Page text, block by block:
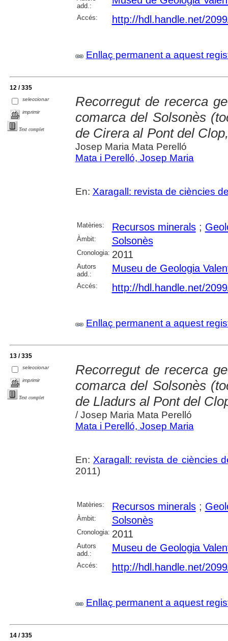
add.:
Accés: http://hdl.handle.net/
Enllaç permanent a aquest
12 / 335
seleccionar
imprimir
Text complet
Recorregut de recerca
comarca del Solsonès
de Cirera al Pont del
Josep Maria Mata Perelló
Mata i Perelló, Josep Maria
En: Xaragall: revista de ciències
Matèries: Recursos minerals;
Àmbit: Solsonès
Cronologia: 2011
Autors
add.:
Museu de Geologia
Accés: http://hdl.handle.net/
Enllaç permanent a aquest
13 / 335
seleccionar
imprimir
Text complet
Recorregut de recerca
comarca del Solsonès
de Lladurs al Pont del
/ Josep Maria Mata Perelló
Mata i Perelló, Josep Maria
En: Xaragall: revista de ciències
2011)
Matèries: Recursos minerals;
Àmbit: Solsonès
Cronologia: 2011
Autors
add.:
Museu de Geologia
Accés: http://hdl.handle.net/
Enllaç permanent a aquest
14 / 335